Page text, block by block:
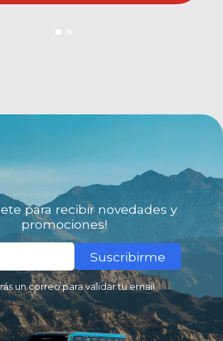
para recibir novedades y
promociones!
Suscribirme
un correo para validar tu email.